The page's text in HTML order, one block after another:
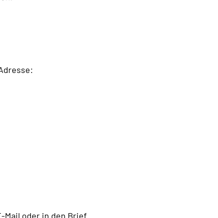
Mail oder in den Brief.